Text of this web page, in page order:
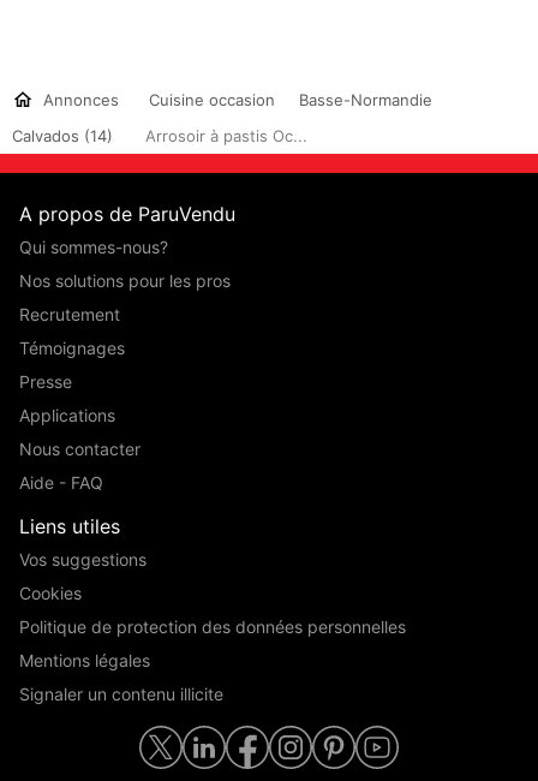
Annonces Cuisine occasion
Basse-Normandie
Calvados (14)
Arrosoir à pastis Oc...
A propos de ParuVendu
Qui sommes-nous?
Nos solutions pour les pros
Recrutement
Témoignages
Presse
Applications
Nous contacter
Aide - FAQ
Liens utiles
Vos suggestions
Cookies
Politique de protection des données personnelles
Mentions légales
Signaler un contenu illicite